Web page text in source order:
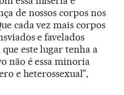
de nossos corpos nos
cada vez mais corpos
e favelados
este lugar tenha a
não é essa minoria
e heterossexual”,